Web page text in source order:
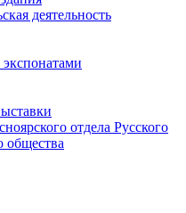
деятельность
отдела Русского
общества